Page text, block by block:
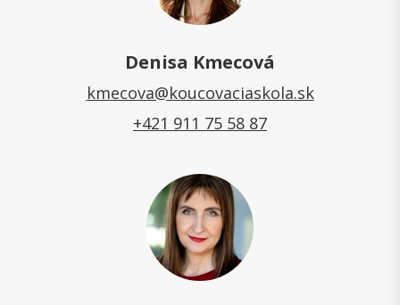
Denisa Kmecová
kmecova@koucovaciaskola.sk
+421 911 75 58 87